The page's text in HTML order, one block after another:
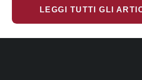
LEGGI TUTTI GLI